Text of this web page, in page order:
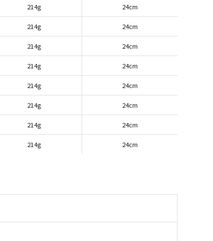
214g 24cm
214g 24cm
214g 24cm
214g 24cm
214g 24cm
214g 24cm
214g 24cm
214g 24cm